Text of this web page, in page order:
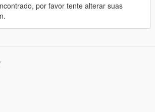
por favor tente alterar suas